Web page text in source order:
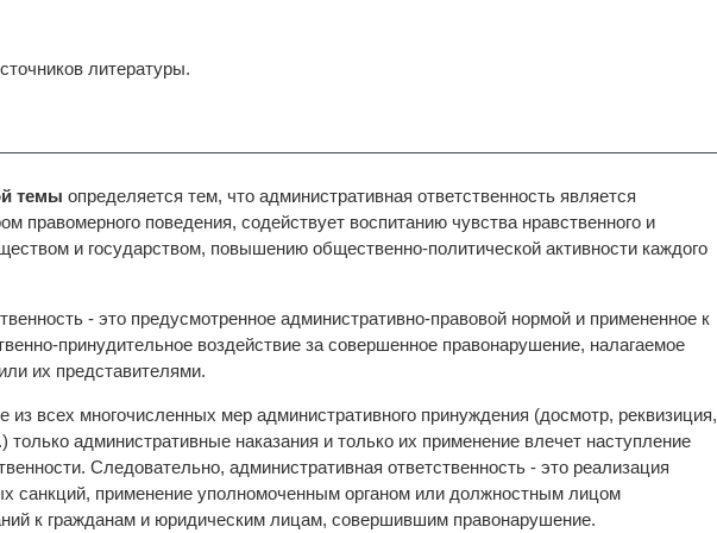
литературы.
темы определяется тем, что административная ответственность является
правомерного поведения, содействует воспитанию чувства нравственного и
и государством, повышению общественно-политической активности каждого
- это предусмотренное административно-правовой нормой и примененное к
принудительное воздействие за совершенное правонарушение, налагаемое
их представителями.
из всех многочисленных мер административного принуждения (досмотр, реквизиция,
только административные наказания и только их применение влечет наступление
Следовательно, административная ответственность - это реализация
санкций, применение уполномоченным органом или должностным лицом
к гражданам и юридическим лицам, совершившим правонарушение.